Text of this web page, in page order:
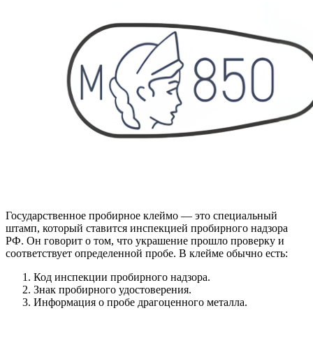
Государственное пробирное клеймо — это специальный
штамп, который ставится инспекцией пробирного надзора
РФ. Он говорит о том, что украшение прошло проверку и
соответствует определенной пробе. В клейме обычно есть:
Код инспекции пробирного надзора.
Знак пробирного удостоверения.
Информация о пробе драгоценного металла.